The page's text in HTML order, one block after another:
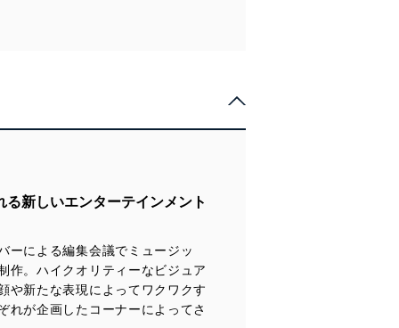
新しいエンターテインメント
ーによる編集会議でミュージッ
作。ハイクオリティーなビジュア
や新たな表現によってワクワクす
れが企画したコーナーによってさ